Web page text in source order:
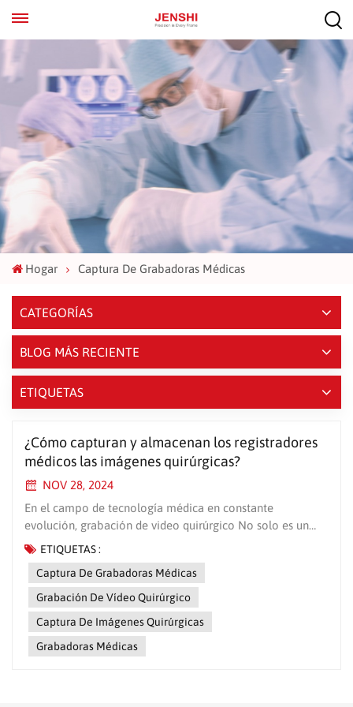
Hogar Captura De Grabadoras Médicas
CATEGORÍAS
BLOG MÁS RECIENTE
ETIQUETAS
¿Cómo capturan y almacenan los registradores
médicos las imágenes quirúrgicas?
NOV 28, 2024
En el campo de tecnología médica en constante
evolución, grabación de video quirúrgico No solo es un
recurso valioso para la enseñanza y la investigación, sino
también una herramienta crucial para que los médicos
mejoren sus habilidades, compartan experiencias y
garanticen la calidad de la atención médica. Sin embargo,
lograr la captura de imágenes quirúrgicas de alta calidad y
el almacenamiento seguro no es una tarea simple.
Hagamos el misterio de la grabación de videos quirúrgicos
ETIQUETAS :
Captura De Grabadoras Médicas
Grabación De Vídeo Quirúrgico
Captura De Imágenes Quirúrgicas
Grabadoras Médicas